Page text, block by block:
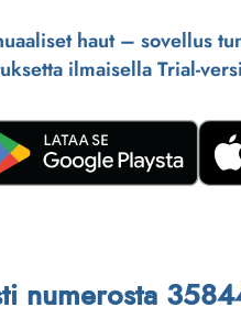
haut – sovellus
ilmaisella Trial-
numerosta